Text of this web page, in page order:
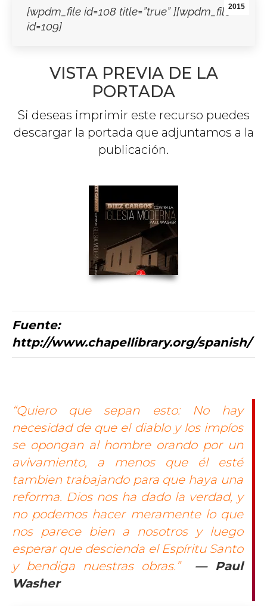
2015
[wpdm_file id=108 title=”true” ][wpdm_file
id=109]
VISTA PREVIA DE LA
PORTADA
Si deseas imprimir este recurso puedes
descargar la portada que adjuntamos a la
publicación.
Fuente:
http://www.chapellibrary.org/spanish/
“Quiero que sepan esto: No hay
necesidad de que el diablo y los impíos
se opongan al hombre orando por un
avivamiento, a menos que él esté
tambien trabajando para que haya una
reforma. Dios nos ha dado la verdad, y
no podemos hacer meramente lo que
nos parece bien a nosotros y luego
esperar que descienda el Espíritu Santo
y bendiga nuestras obras.”
— Paul
Washer